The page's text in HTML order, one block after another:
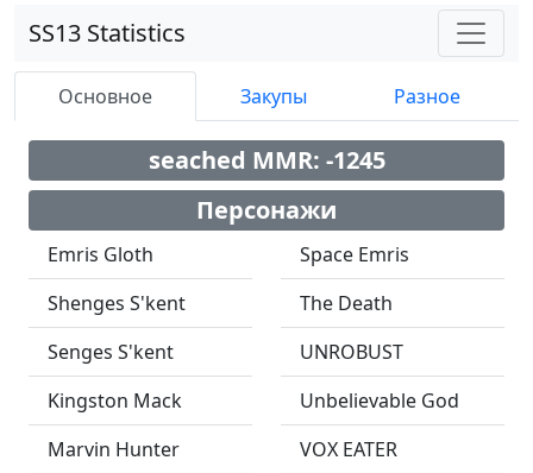
SS13 Statistics
Основное Закупы Разное
seached MMR: -1245
Персонажи
Emris Gloth
Shenges S'kent
Senges S'kent
Kingston Mack
Marvin Hunter
Space Emris
The Death
UNROBUST
Unbelievable God
VOX EATER